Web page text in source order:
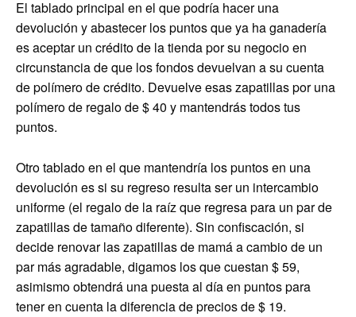
El tablado principal en el que podría hacer una
devolución y abastecer los puntos que ya ha ganadería
es aceptar un crédito de la tienda por su negocio en
circunstancia de que los fondos devuelvan a su cuenta
de polímero de crédito. Devuelve esas zapatillas por una
polímero de regalo de $ 40 y mantendrás todos tus
puntos.
Otro tablado en el que mantendría los puntos en una
devolución es si su regreso resulta ser un intercambio
uniforme (el regalo de la raíz que regresa para un par de
zapatillas de tamaño diferente). Sin confiscación, si
decide renovar las zapatillas de mamá a cambio de un
par más agradable, digamos los que cuestan $ 59,
asimismo obtendrá una puesta al día en puntos para
tener en cuenta la diferencia de precios de $ 19.